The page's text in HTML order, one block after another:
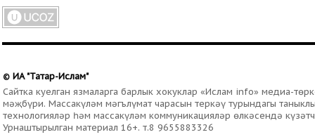
© ИА "Татар-Ислам"
Сайтка куелган язмаларга барлык хокуклар «Ислам info» медиа-
мәҗбүри. Массакүләм мәгълүмат чарасын теркәү турындагы
технологияләр һәм массакүләм коммуникацияләр өлкәсендә
Урнаштырылган материал 16+. т.8 9655883326